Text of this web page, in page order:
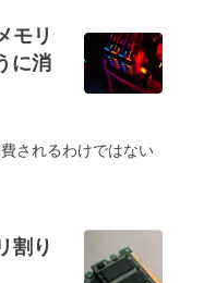
モリ
に消
されるわけではない
割り